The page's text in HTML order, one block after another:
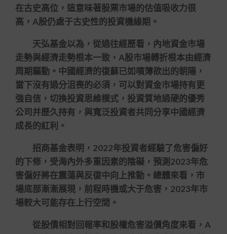
在古史高位，這意味著股票市場的估值吸收力很
高，A股仍處于古史性的投資機緣期。
天弘基金以為，從過往經歷看，內地資金市場
走勢與經濟走勢根本一致，A股市場轉折根本由經濟
周期驅動。中國經濟的復蘇已如噴薄欲出的朝陽，
當下沒有過分沮喪的必須，可以對資金市場持有更
強自信，切換投資思維模式，投資質地過硬的優秀
公司并歷久持有，與寬泛投資者共同分享中國經濟
成長的紅利。
招商基金表明，2022年投資者經驗了危害偏好
的下修，受海內外多重因素的陰礙，預測2023年危
害偏好將在震蕩與反復中向上推動。總體來看，市
場底部漸漸展現，前程時機或大于危害，2023年市
場較大可能存在上行空間。
從股債相對回報率和股權危害溢價角度來看，A